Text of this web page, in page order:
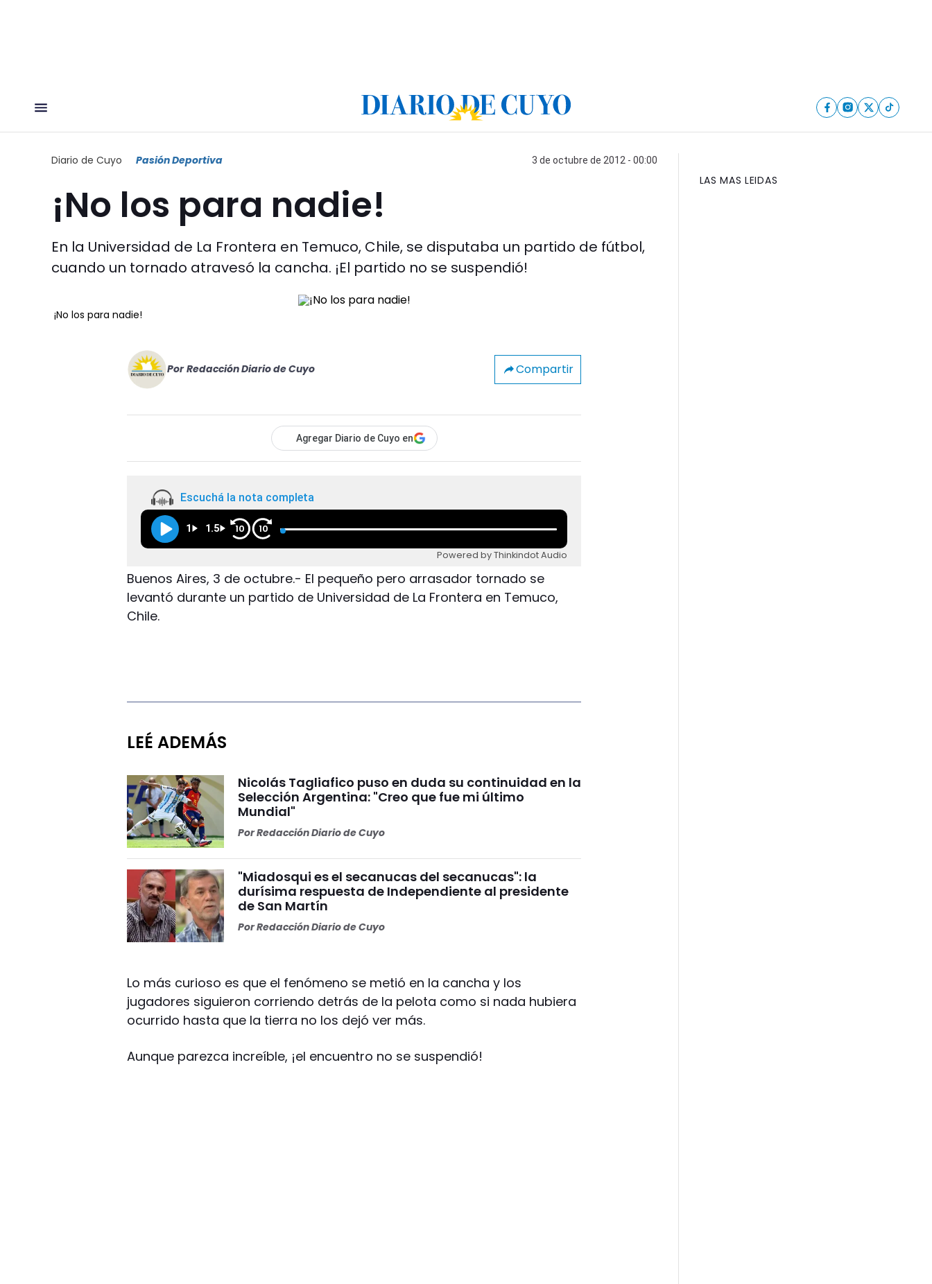
Diario de Cuyo Pasión Deportiva 3 de octubre de 2012 - 00:00
¡No los para nadie!
En la Universidad de La Frontera en Temuco, Chile, se disputaba un partido de fútbol,
cuando un tornado atravesó la cancha. ¡El partido no se suspendió!
¡No los para nadie!
Por Redacción Diario de Cuyo Compartir
Agregar Diario de Cuyo en
Escuchá la nota completa
1 1.5 10 10
Powered by Thinkindot Audio
Buenos Aires, 3 de octubre.- El pequeño pero arrasador tornado se
levantó durante un partido de Universidad de La Frontera en Temuco,
Chile.
LEÉ ADEMÁS
Nicolás Tagliafico puso en duda su continuidad en la
Selección Argentina: "Creo que fue mi último
Mundial"
PorRedacción Diario de Cuyo
"Miadosqui es el secanucas del secanucas": la
durísima respuesta de Independiente al presidente
de San Martín
PorRedacción Diario de Cuyo
Lo más curioso es que el fenómeno se metió en la cancha y los
jugadores siguieron corriendo detrás de la pelota como si nada hubiera
ocurrido hasta que la tierra no los dejó ver más.
Aunque parezca increíble, ¡el encuentro no se suspendió!
LAS MAS LEIDAS